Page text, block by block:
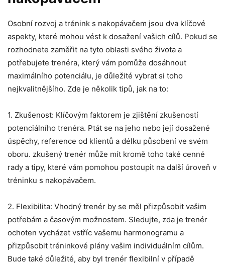
Osobní rozvoj a trénink s nakopávačem jsou dva klíčové
aspekty, které mohou vést k dosažení vašich cílů. Pokud se
rozhodnete zaměřit na tyto oblasti svého života a
potřebujete trenéra, který vám pomůže dosáhnout
maximálního potenciálu, je důležité vybrat si toho
nejkvalitnějšího. Zde je několik tipů, jak na to:
1. Zkušenost: Klíčovým faktorem je zjištění zkušeností
potenciálního trenéra. Ptát se na jeho nebo její dosažené
úspěchy, reference od klientů a délku působení ve svém
oboru. zkušený trenér může mít kromě toho také cenné
rady a tipy, které vám pomohou postoupit na další úroveň v
tréninku s nakopávačem.
2. Flexibilita: Vhodný trenér by se měl přizpůsobit vašim
potřebám a časovým možnostem. Sledujte, zda je trenér
ochoten vycházet vstříc vašemu harmonogramu a
přizpůsobit tréninkové plány vašim individuálním cílům.
Bude také důležité, aby byl trenér flexibilní v případě